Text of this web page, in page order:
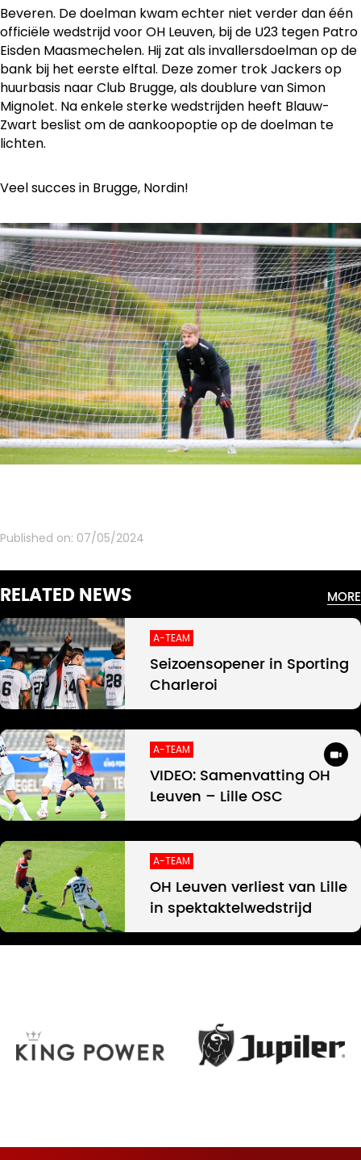
Beveren. De doelman kwam echter niet verder dan één
officiële wedstrijd voor OH Leuven, bij de U23 tegen Patro
Eisden Maasmechelen. Hij zat als invallersdoelman op de
bank bij het eerste elftal. Deze zomer trok Jackers op
huurbasis naar Club Brugge, als doublure van Simon
Mignolet. Na enkele sterke wedstrijden heeft Blauw-
Zwart beslist om de aankoopoptie op de doelman te
lichten.
Veel succes in Brugge, Nordin!
Published on: 07/05/2024
RELATED NEWS MORE
A-TEAM
Seizoensopener in Sporting
Charleroi
A-TEAM
VIDEO: Samenvatting OH
Leuven – Lille OSC
A-TEAM
OH Leuven verliest van Lille
in spektaktelwedstrijd